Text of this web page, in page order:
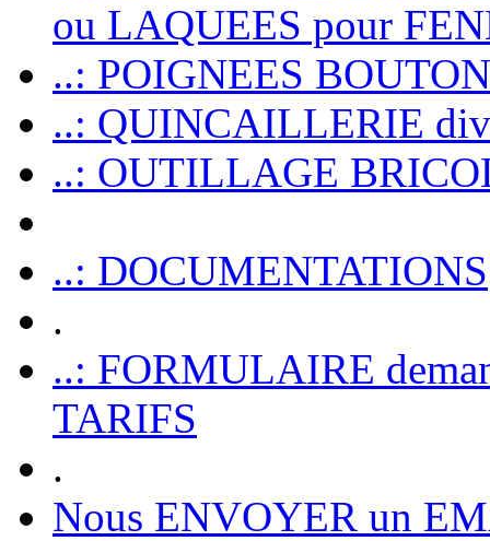
ou LAQUEES pour
..: POIGNEES
..: QUINCAILLERIE
..: OUTILLAGE
..: DOCUMENTATIONS
.
..: FORMULAIRE
TARIFS
.
Nous ENVOYER un